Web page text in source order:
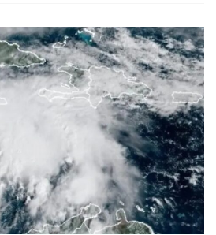
protiv
Raula
Castra:
Sprema